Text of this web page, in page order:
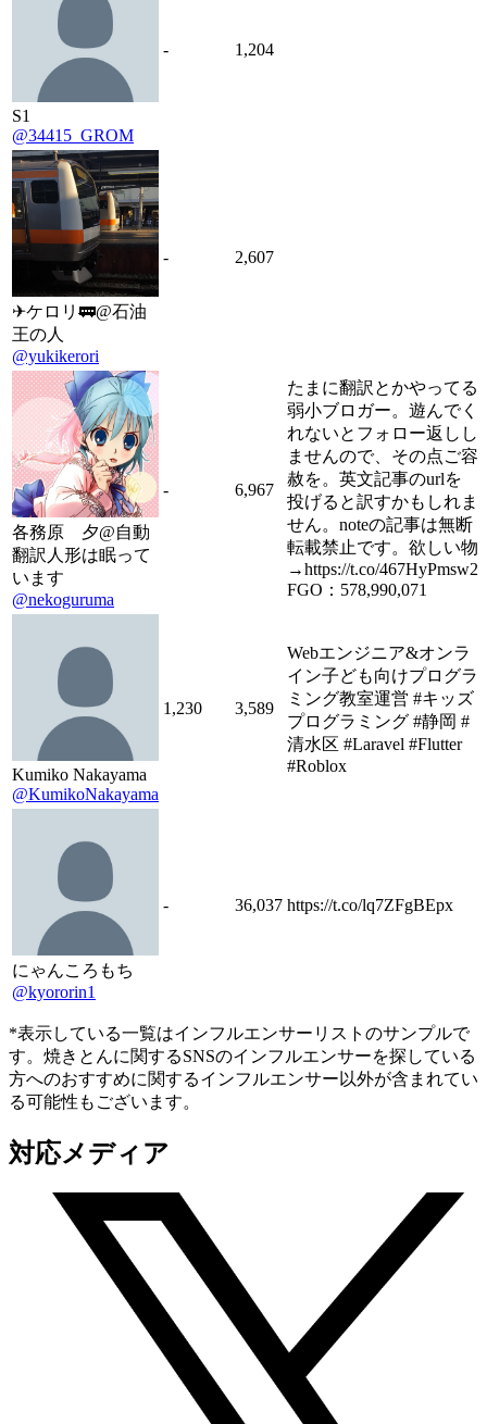
S1
@34415_GROM
- 1,204
✈ケロリ🚃@石油
王の人
@yukikerori
- 2,607
各務原 夕@自動
翻訳人形は眠って
います
@nekoguruma
- 6,967
たまに翻訳とかやってる
弱小ブロガー。遊んでく
れないとフォロー返しし
ませんので、その点ご容
赦を。英文記事のurlを
投げると訳すかもしれま
せん。noteの記事は無断
転載禁止です。欲しい物
→https://t.co/467HyPmsw2
FGO：578,990,071
Kumiko Nakayama
@KumikoNakayama
1,230 3,589
Webエンジニア&オンラ
イン子ども向けプログラ
ミング教室運営 #キッズ
プログラミング #静岡 #
清水区 #Laravel #Flutter
#Roblox
にゃんころもち
@kyororin1
- 36,037 https://t.co/lq7ZFgBEpx
*表示している一覧はインフルエンサーリストのサンプルで
す。焼きとんに関するSNSのインフルエンサーを探している
方へのおすすめに関するインフルエンサー以外が含まれてい
る可能性もございます。
対応メディア